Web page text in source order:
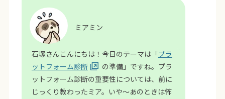
ミアミン
石塚さんこんにちは！今日のテーマは「プラ
ットフォーム診断
の準備」ですね。プラ
ットフォーム診断の重要性については、前に
じっくり教わったミア。いや～あのときは怖